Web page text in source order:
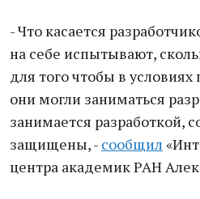
- Что касается
на себе испытывают,
для того чтобы в
они могли заниматься
занимается разработкой,
защищены, - сообщил
центра академик РАН